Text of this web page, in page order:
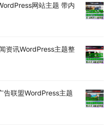
网站主题 带内
资讯WordPress主题整
告联盟WordPress主题